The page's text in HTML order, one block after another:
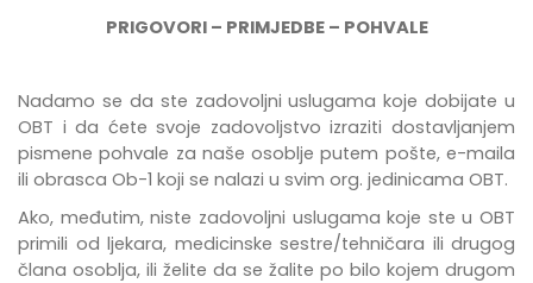
PRIGOVORI – PRIMJEDBE – POHVALE
Nadamo se da ste zadovoljni uslugama koje dobijate u
OBT i da ćete svoje zadovoljstvo izraziti dostavljanjem
pismene pohvale za naše osoblje putem pošte, e-maila
ili obrasca Ob-1 koji se nalazi u svim org. jedinicama OBT.
Ako, međutim, niste zadovoljni uslugama koje ste u OBT
primili od ljekara, medicinske sestre/tehničara ili drugog
člana osoblja, ili želite da se žalite po bilo kojem drugom